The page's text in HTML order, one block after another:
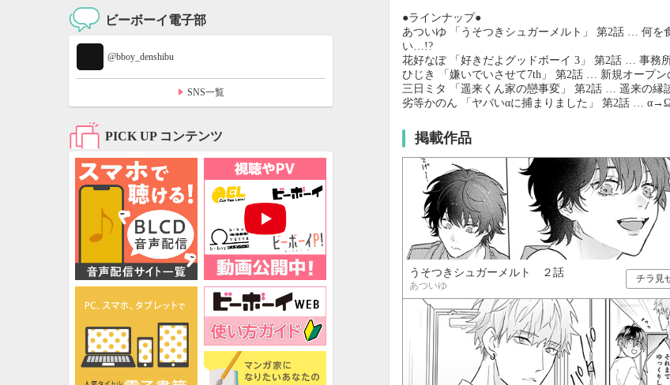
●ラインナップ●
あついゆ 「うそつきシュガーメルト」 第2話 … 何を
い…!?
花好なぽ 「好きだよグッドボーイ 3」 第2話 … 事務
ひじき 「嫌いでいさせて7th」 第2話 … 新規オープ
三日ミタ 「遥来くん家の戀事変」 第2話 … 遥来の縁
劣等かのん 「ヤバいαに捕まりました」 第2話 …
掲載作品
うそつきシュガーメルト ２話
あついゆ
チラ見
ビーボーイ電子部
@bboy_denshibu
SNS一覧
PICK UP コンテンツ